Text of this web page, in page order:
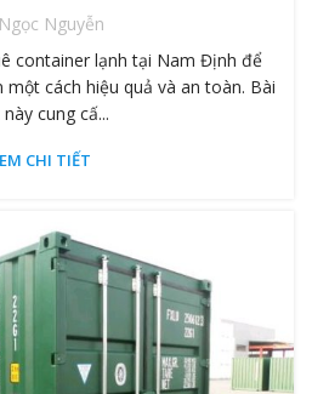
Ngọc Nguyễn
container lạnh tại Nam Định để
cách hiệu quả và an toàn. Bài
cung cấ...
CHI TIẾT